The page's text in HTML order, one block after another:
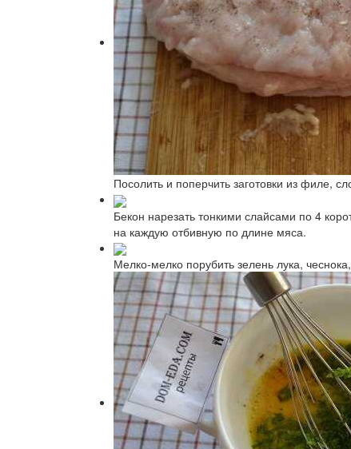
Посолить и поперчить заготовки из филе,
Бекон нарезать тонкими слайсами по 4
на каждую отбивную по длине мяса.
Мелко-мелко порубить зелень лука,